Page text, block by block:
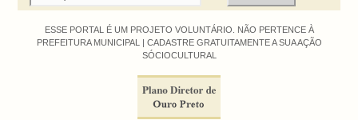
ESSE PORTAL É UM PROJETO VOLUNTÁRIO. NÃO PERTENCE À
PREFEITURA MUNICIPAL | CADASTRE GRATUITAMENTE A SUA AÇÃO
SÓCIOCULTURAL